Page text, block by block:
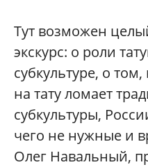
Тут возможен
экскурс: о роли
субкультуре, о
на тату ломает
субкультуры,
чего не нужные и
Олег Навальный,